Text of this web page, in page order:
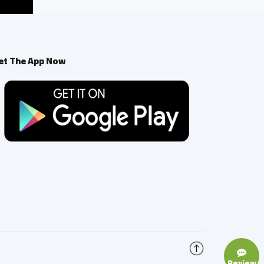
The App Now